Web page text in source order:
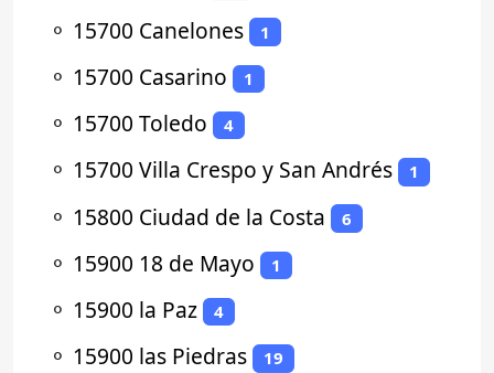
⚬ 15700 Canelones 1
⚬ 15700 Casarino 1
⚬ 15700 Toledo 4
⚬ 15700 Villa Crespo y San Andrés 1
⚬ 15800 Ciudad de la Costa 6
⚬ 15900 18 de Mayo 1
⚬ 15900 la Paz 4
⚬ 15900 las Piedras 19